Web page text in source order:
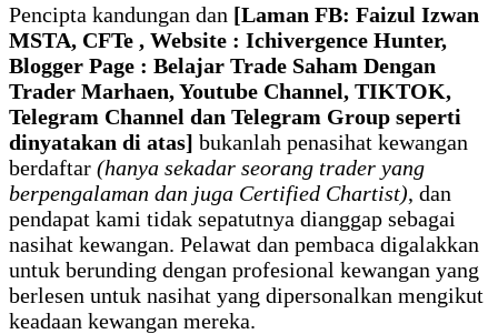
Pencipta kandungan dan [Laman FB: Faizul Izwan
MSTA, CFTe , Website : Ichivergence Hunter,
Blogger Page : Belajar Trade Saham Dengan
Trader Marhaen, Youtube Channel, TIKTOK,
Telegram Channel dan Telegram Group seperti
dinyatakan di atas] bukanlah penasihat kewangan
berdaftar (hanya sekadar seorang trader yang
berpengalaman dan juga Certified Chartist), dan
pendapat kami tidak sepatutnya dianggap sebagai
nasihat kewangan. Pelawat dan pembaca digalakkan
untuk berunding dengan profesional kewangan yang
berlesen untuk nasihat yang dipersonalkan mengikut
keadaan kewangan mereka.